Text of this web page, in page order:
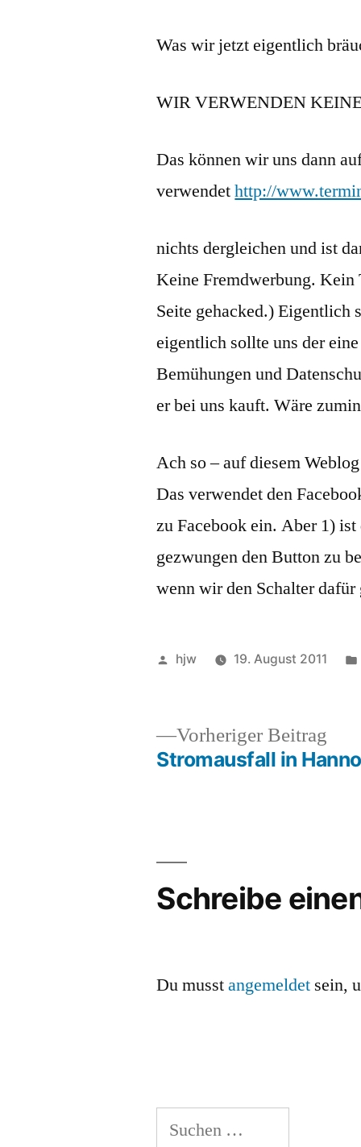
Was wir jetzt eigentlich
WIR VERWENDEN
Das können wir uns dann
verwendethttp://
nichts dergleichen und ist
Keine Fremdwerbung.
Seite gehacked.) Eigentlich
eigentlich sollte uns der
Bemühungen und
er bei uns kauft. Wäre
Ach so – auf diesem
Das verwendet den
zu Facebook ein. Aber 1)
gezwungen den Button zu
wenn wir den Schalter dafür
Veröffentlicht
hjw 19. August 2011
Beitragsnavigation
Vorheriger Beitrag
Stromausfall in
Schreibe
Du musstangemeldet sein,
Suchen